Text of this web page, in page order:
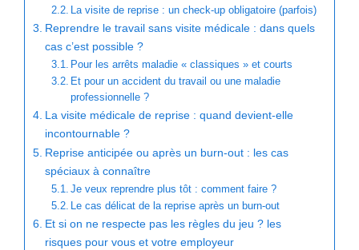
La visite de reprise : un check-up obligatoire (parfois)
Reprendre le travail sans visite médicale : dans quels
cas c’est possible ?
Pour les arrêts maladie « classiques » et courts
Et pour un accident du travail ou une maladie
professionnelle ?
La visite médicale de reprise : quand devient-elle
incontournable ?
Reprise anticipée ou après un burn-out : les cas
spéciaux à connaître
Je veux reprendre plus tôt : comment faire ?
Le cas délicat de la reprise après un burn-out
Et si on ne respecte pas les règles du jeu ? les
risques pour vous et votre employeur